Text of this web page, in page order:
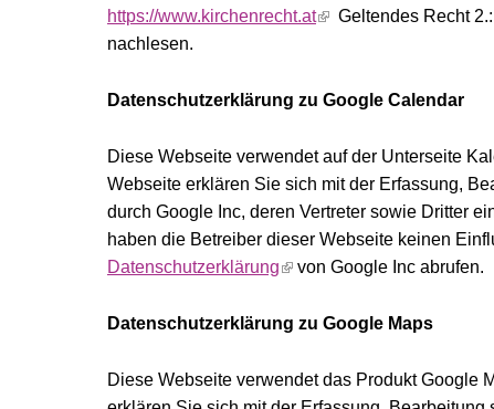
https://www.kirchenrecht.at
Geltendes Recht
nachlesen.
Datenschutzerklärung zu Google Calendar
Diese Webseite verwendet auf der Unterseite
Webseite erklären Sie sich mit der Erfassung,
durch Google Inc, deren Vertreter sowie Dritter
haben die Betreiber dieser Webseite keinen
Datenschutzerklärung
von Google Inc abrufen.
Datenschutzerklärung zu Google Maps
Diese Webseite verwendet das Produkt Google